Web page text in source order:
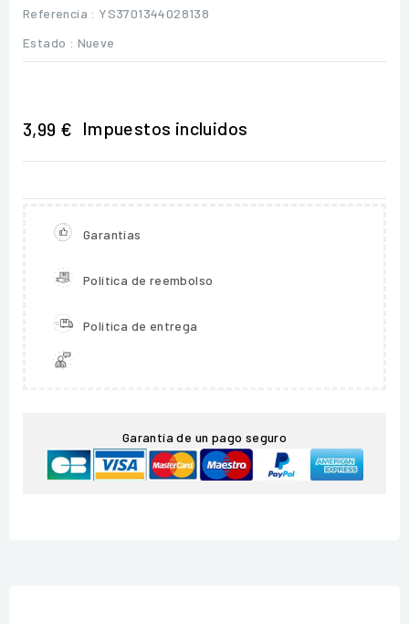
Referencia : YS3701344028138
Estado : Nueve
3,99 € Impuestos incluidos
Garantías
Política de reembolso
Política de entrega
Garantía de un pago seguro